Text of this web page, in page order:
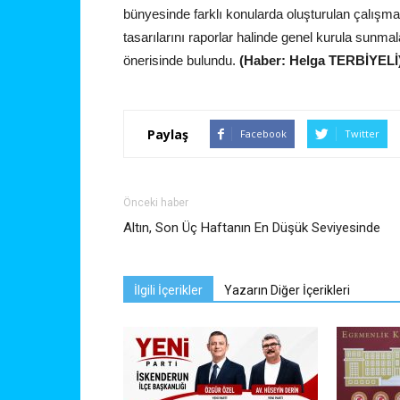
bünyesinde farklı konularda oluşturulan
tasarılarını raporlar halinde genel kurula
önerisinde bulundu. (Haber: Helga
Paylaş Facebook Twitter
Önceki haber
Altın, Son Üç Haftanın En Düşük Seviyesinde
İlgili İçerikler Yazarın Diğer İçerikleri